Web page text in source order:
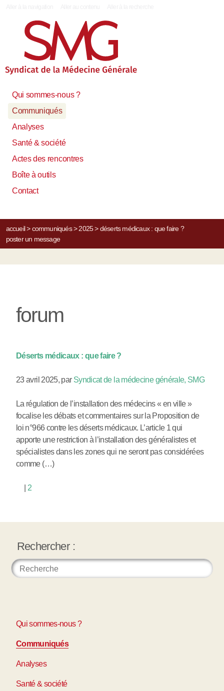
Qui sommes-nous ?
Communiqués
Analyses
Santé & société
Actes des rencontres
Boîte à outils
Contact
accueil> communiqués> 2025> déserts médicaux : que faire ?
poster un message
forum
Déserts médicaux : que faire ?
23 avril 2025, par Syndicat de la médecine générale, SMG
La régulation de l’installation des médecins « en ville »
focalise les débats et commentaires sur la Proposition de
loi n°966 contre les déserts médicaux. L’article 1 qui
apporte une restriction à l’installation des généralistes et
spécialistes dans les zones qui ne seront pas considérées
comme (…)
2
Rechercher :
Qui sommes-nous ?
Communiqués
Analyses
Santé & société